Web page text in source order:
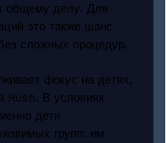
общему делу. Для
это также шанс
сложных процедур.
фокус на детях,
Rush. В условиях
дети
групп: им